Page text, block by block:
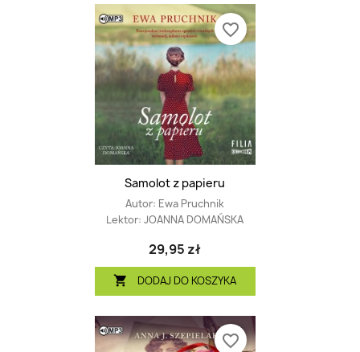
Samolot z papieru
Autor: Ewa Pruchnik
Lektor: JOANNA DOMAŃSKA
29,95 zł
 DODAJ DO KOSZYKA
favorite_border
favorite_border